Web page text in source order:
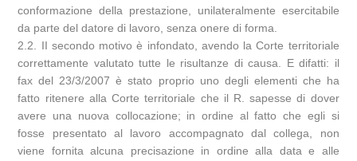
conformazione della prestazione, unilateralmente esercitabile
da parte del datore di lavoro, senza onere di forma.
2.2. II secondo motivo è infondato, avendo la Corte territoriale
correttamente valutato tutte le risultanze di causa. E difatti: il
fax del 23/3/2007 è stato proprio uno degli elementi che ha
fatto ritenere alla Corte territoriale che il R. sapesse di dover
avere una nuova collocazione; in ordine al fatto che egli si
fosse presentato al lavoro accompagnato dal collega, non
viene fornita alcuna precisazione in ordine alla data e alle